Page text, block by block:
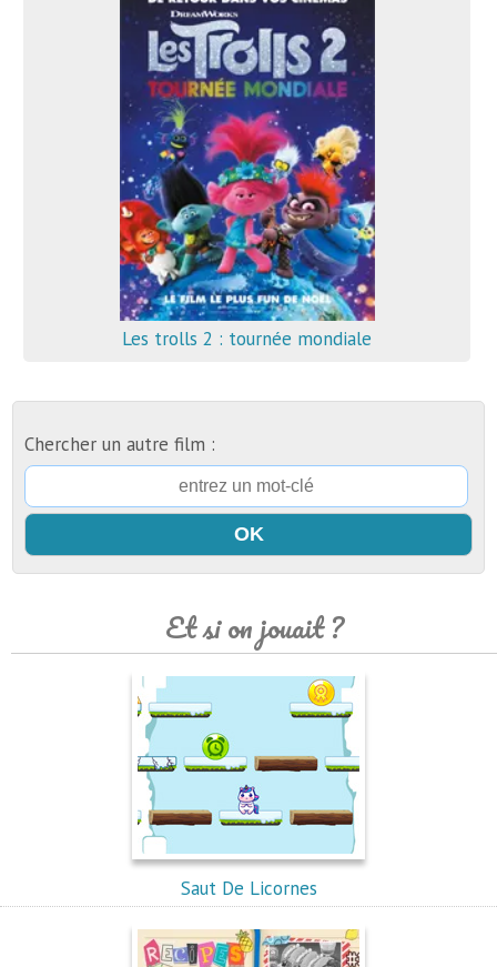
Les trolls 2 : tournée mondiale
Chercher un autre film :
Et si on jouait ?
Saut De Licornes